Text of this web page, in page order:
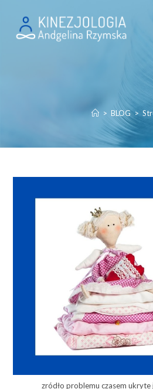
content
> BLOG >
zródło problemu czasem